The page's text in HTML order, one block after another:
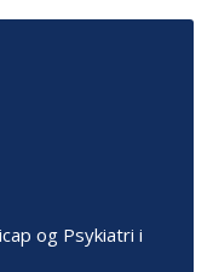
og Psykiatri i
TryghedsGruppens